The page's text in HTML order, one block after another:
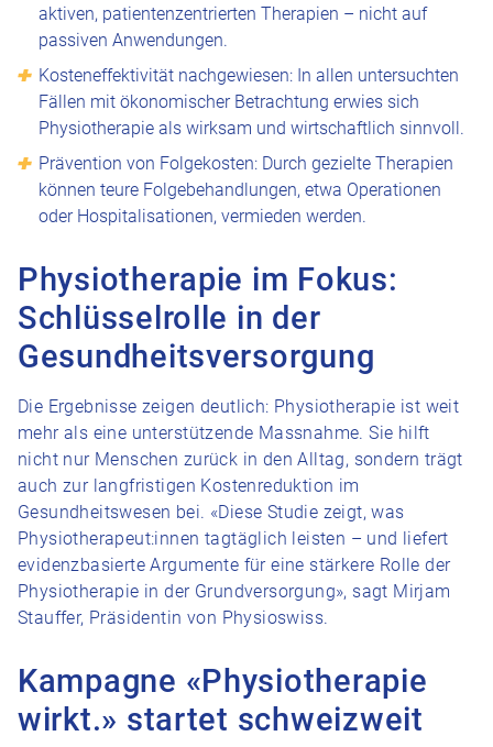
aktiven, patientenzentrierten Therapien – nicht auf
passiven Anwendungen.
Kosteneffektivität nachgewiesen: In allen untersuchten
Fällen mit ökonomischer Betrachtung erwies sich
Physiotherapie als wirksam und wirtschaftlich sinnvoll.
Prävention von Folgekosten: Durch gezielte Therapien
können teure Folgebehandlungen, etwa Operationen
oder Hospitalisationen, vermieden werden.
Physiotherapie im Fokus:
Schlüsselrolle in der
Gesundheitsversorgung
Die Ergebnisse zeigen deutlich: Physiotherapie ist weit
mehr als eine unterstützende Massnahme. Sie hilft
nicht nur Menschen zurück in den Alltag, sondern trägt
auch zur langfristigen Kostenreduktion im
Gesundheitswesen bei. «Diese Studie zeigt, was
Physiotherapeut:innen tagtäglich leisten – und liefert
evidenzbasierte Argumente für eine stärkere Rolle der
Physiotherapie in der Grundversorgung», sagt Mirjam
Stauffer, Präsidentin von Physioswiss.
Kampagne «Physiotherapie
wirkt.» startet schweizweit